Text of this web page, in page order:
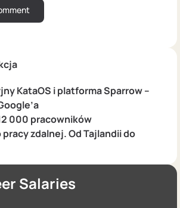
KataOS i platforma Sparrow –
000 pracowników
pracy zdalnej. Od Tajlandii do
Salaries